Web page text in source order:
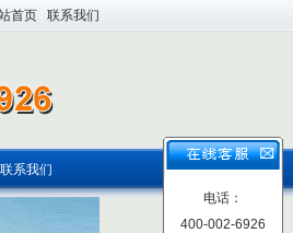
首页 联系我们
联系我们
电话：
400-002-6926